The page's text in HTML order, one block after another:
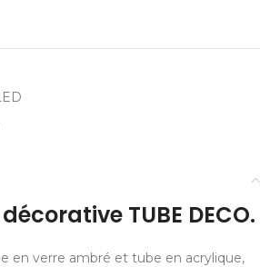
TUBE DECO.
en verre ambré et tube en acrylique,